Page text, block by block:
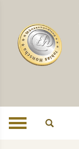
Toggle